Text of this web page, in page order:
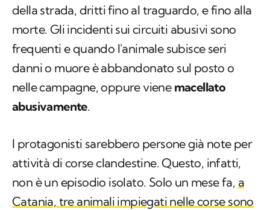
della strada, dritti fino al traguardo, e fino alla
morte. Gli incidenti sui circuiti abusivi sono
frequenti e quando l'animale subisce seri
danni o muore è abbandonato sul posto o
nelle campagne, oppure viene macellato
abusivamente.
I protagonisti sarebbero persone già note per
attività di corse clandestine. Questo, infatti,
non è un episodio isolato. Solo un mese fa, a
Catania, tre animali impiegati nelle corse sono